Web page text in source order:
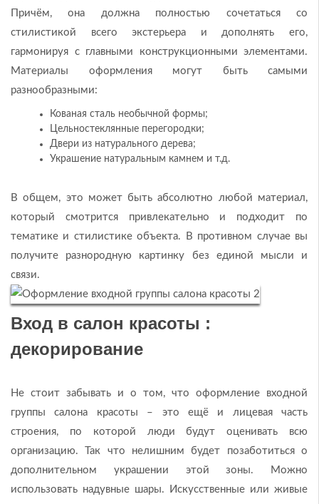
Причём, она должна полностью сочетаться со
стилистикой всего экстерьера и дополнять его,
гармонируя с главными конструкционными элементами.
Материалы оформления могут быть самыми
разнообразными:
Кованая сталь необычной формы;
Цельностеклянные перегородки;
Двери из натурального дерева;
Украшение натуральным камнем и т.д.
В общем, это может быть абсолютно любой материал,
который смотрится привлекательно и подходит по
тематике и стилистике объекта. В противном случае вы
получите разнородную картинку без единой мысли и
связи.
Вход в салон красоты :
декорирование
Не стоит забывать и о том, что оформление входной
группы салона красоты – это ещё и лицевая часть
строения, по которой люди будут оценивать всю
организацию. Так что нелишним будет позаботиться о
дополнительном украшении этой зоны. Можно
использовать надувные шары. Искусственные или живые